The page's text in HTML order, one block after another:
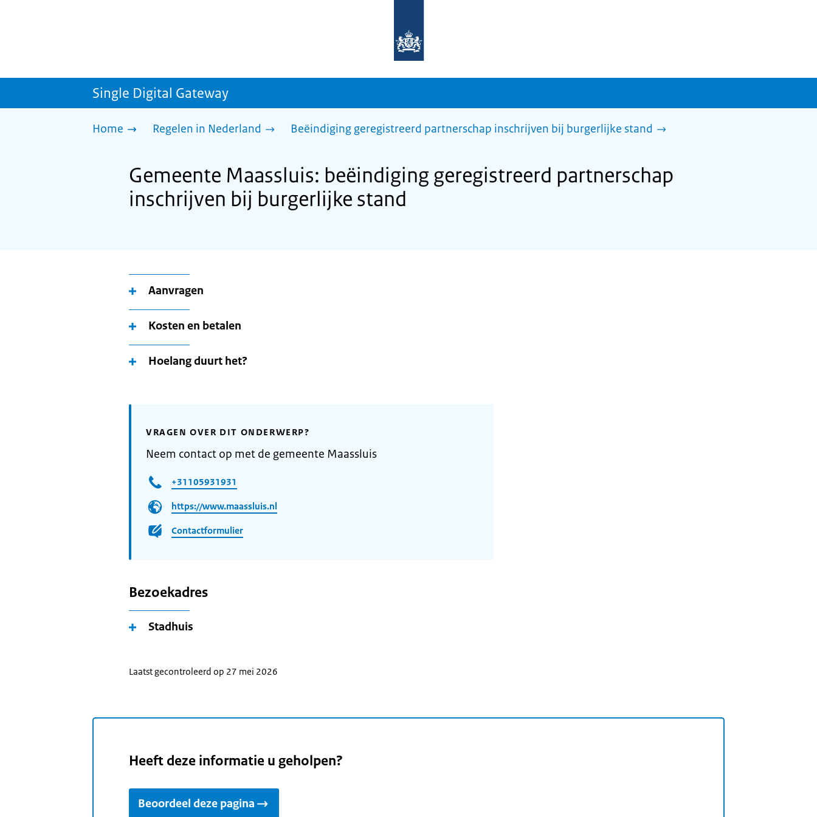
homepage
sdg.rijksoverheid.nl
Single Digital Gateway
Home Regelen in Nederland Beëindiging geregistreerd partnerschap inschrijven bij burgerlijke stand
Gemeente Maassluis: beëindiging geregistreerd partnerschap
inschrijven bij burgerlijke stand
Aanvragen
Kosten en betalen
Hoelang duurt het?
VRAGEN OVER DIT ONDERWERP?
Neem contact op met de gemeente Maassluis
+31105931931
https://www.maassluis.nl
Contactformulier
Bezoekadres
Stadhuis
Laatst gecontroleerd op 27 mei 2026
Heeft deze informatie u geholpen?
Beoordeel deze pagina